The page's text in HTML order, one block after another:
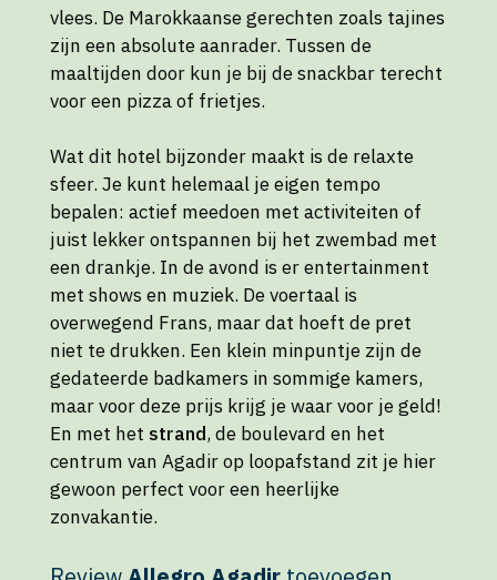
vlees. De Marokkaanse gerechten zoals tajines
zijn een absolute aanrader. Tussen de
maaltijden door kun je bij de snackbar terecht
voor een pizza of frietjes.
Wat dit hotel bijzonder maakt is de relaxte
sfeer. Je kunt helemaal je eigen tempo
bepalen: actief meedoen met activiteiten of
juist lekker ontspannen bij het zwembad met
een drankje. In de avond is er entertainment
met shows en muziek. De voertaal is
overwegend Frans, maar dat hoeft de pret
niet te drukken. Een klein minpuntje zijn de
gedateerde badkamers in sommige kamers,
maar voor deze prijs krijg je waar voor je geld!
En met het strand, de boulevard en het
centrum van Agadir op loopafstand zit je hier
gewoon perfect voor een heerlijke
zonvakantie.